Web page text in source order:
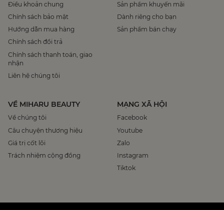
Điều khoản chung
Chính sách bảo mật
Hướng dẫn mua hàng
Chính sách đổi trả
Chính sách thanh toán, giao
nhận
Liên hệ chúng tôi
Sản phẩm khuyến mãi
Dành riêng cho bạn
Sản phẩm bán chạy
VỀ MIHARU BEAUTY
Về chúng tôi
Câu chuyện thương hiệu
Giá trị cốt lõi
Trách nhiệm cộng đồng
MẠNG XÃ HỘI
Facebook
Youtube
Zalo
Instagram
Tiktok